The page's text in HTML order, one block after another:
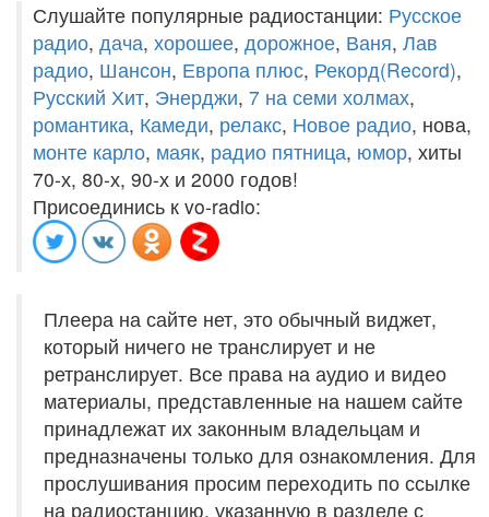
Слушайте популярные радиостанции: Русское
радио, дача, хорошее, дорожное, Ваня, Лав
радио, Шансон, Европа плюс, Рекорд(Record),
Русский Хит, Энерджи, 7 на семи холмах,
романтика, Камеди, релакс, Новое радио, нова,
монте карло, маяк, радио пятница, юмор, хиты
70-х, 80-х, 90-х и 2000 годов!
Присоединись к vo-radio:
Плеера на сайте нет, это обычный виджет,
который ничего не транслирует и не
ретранслирует. Все права на аудио и видео
материалы, представленные на нашем сайте
принадлежат их законным владельцам и
предназначены только для ознакомления. Для
прослушивания просим переходить по ссылке
на радиостанцию, указанную в разделе с